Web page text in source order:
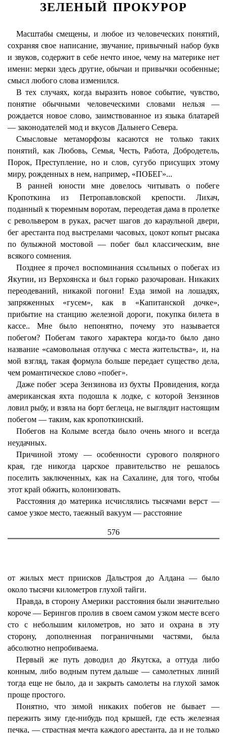
ЗЕЛЕНЫЙ ПРОКУРОР
Масштабы смещены, и любое из человеческих понятий,
сохраняя свое написание, звучание, привычный набор букв
и звуков, содержит в себе нечто иное, чему на материке нет
имени: мерки здесь другие, обычаи и привычки особенные;
смысл любого слова изменился.
В тех случаях, когда выразить новое событие, чувство,
понятие обычными человеческими словами нельзя —
рождается новое слово, заимствованное из языка блатарей
— законодателей мод и вкусов Дальнего Севера.
Смысловые метаморфозы касаются не только таких
понятий, как Любовь, Семья, Честь, Работа, Добродетель,
Порок, Преступление, но и слов, сугубо присущих этому
миру, рожденных в нем, например, «ПОБЕГ»...
В ранней юности мне довелось читывать о побеге
Кропоткина из Петропавловской крепости. Лихач,
поданный к тюремным воротам, переодетая дама в пролетке
с револьвером в руках, расчет шагов до караульной двери,
бег арестанта под выстрелами часовых, цокот копыт рысака
по булыжной мостовой — побег был классическим, вне
всякого сомнения.
Позднее я прочел воспоминания ссыльных о побегах из
Якутии, из Верхоянска и был горько разочарован. Никаких
переодеваний, никакой погони! Езда зимой на лошадях,
запряженных «гусем», как в «Капитанской дочке»,
прибытие на станцию железной дороги, покупка билета в
кассе.. Мне было непонятно, почему это называется
побегом? Побегам такого характера когда-то было дано
название «самовольная отлучка с места жительства», и, на
мой взгляд, такая формула больше передает существо дела,
чем романтическое слово «побег».
Даже побег эсера Зензинова из бухты Провидения, когда
американская яхта подошла к лодке, с которой Зензинов
ловил рыбу, и взяла на борт беглеца, не выглядит настоящим
побегом — таким, как кропоткинский.
Побегов на Колыме всегда было очень много и всегда
неудачных.
Причиной этому — особенности сурового полярного
края, где никогда царское правительство не решалось
поселить заключенных, как на Сахалине, для того, чтобы
этот край обжить, колонизовать.
Расстояния до материка исчислялись тысячами верст —
самое узкое место, таежный вакуум — расстояние
576
от жилых мест приисков Дальстроя до Алдана — было
около тысячи километров глухой тайги.
Правда, в сторону Америки расстояния были значительно
короче — Берингов пролив в своем самом узком месте всего
сто с небольшим километров, но зато и охрана в эту
сторону, дополненная пограничными частями, была
абсолютно непробиваема.
Первый же путь доводил до Якутска, а оттуда либо
конным, либо водным путем дальше — самолетных линий
тогда еще не было, да и закрыть самолеты на глухой замок
проще простого.
Понятно, что зимой никаких побегов не бывает —
пережить зиму где-нибудь под крышей, где есть железная
печка, — страстная мечта каждого арестанта, да и не только